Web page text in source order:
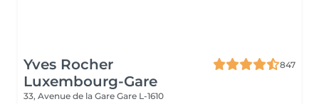
Yves Rocher
Luxembourg-Gare
847
33, Avenue de la Gare Gare L-1610